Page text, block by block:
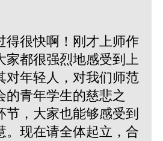
得很快啊！刚才上师作
家都很强烈地感受到上
对年轻人，对我们师范
的青年学生的慈悲之
节，大家也能够感受到
。现在请全体起立，合